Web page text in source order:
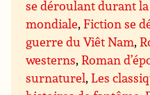
se déroulant durant
mondiale,Fiction se
guerre du Viêt Nam,
westerns,Roman
surnaturel,Les